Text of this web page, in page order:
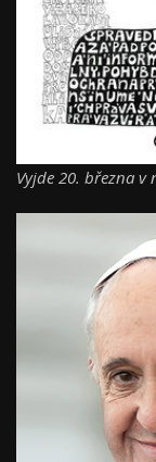
Vyjde 20. března v